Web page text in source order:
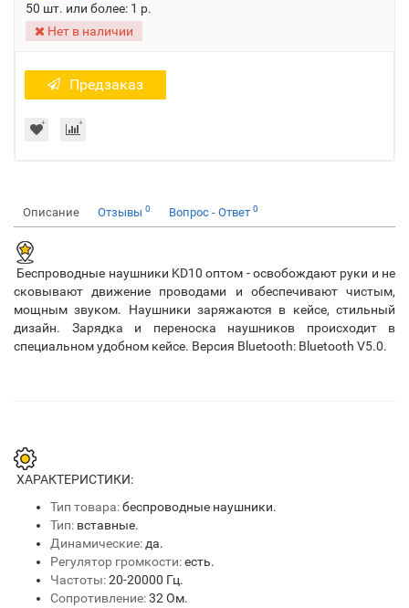
50 шт. или более: 1 р.
Нет в наличии
Предзаказ
Описание Отзывы 0 Вопрос - Ответ 0
Беспроводные наушники KD10 оптом - освобождают руки и не
сковывают движение проводами и обеспечивают чистым,
мощным звуком. Наушники заряжаются в кейсе, стильный
дизайн. Зарядка и переноска наушников происходит в
специальном удобном кейсе. Версия Bluetooth: Bluetooth V5.0.
ХАРАКТЕРИСТИКИ:
Тип товара:беспроводные наушники.
Тип: вставные.
Динамические: да.
Регулятор громкости:есть.
Частоты:20-20000 Гц.
Сопротивление:32 Ом.